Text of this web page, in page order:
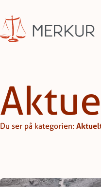
Du ser på kategorien: